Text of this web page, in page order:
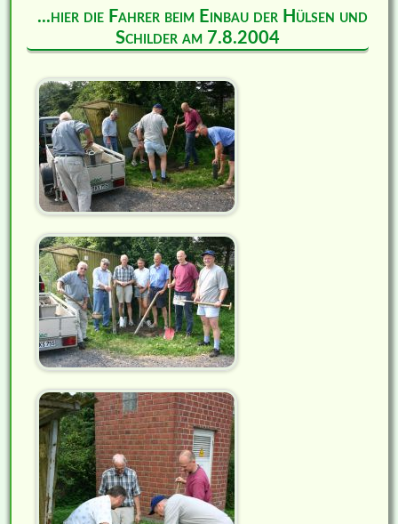
...hier die Fahrer beim Einbau der Hülsen und
Schilder am 7.8.2004